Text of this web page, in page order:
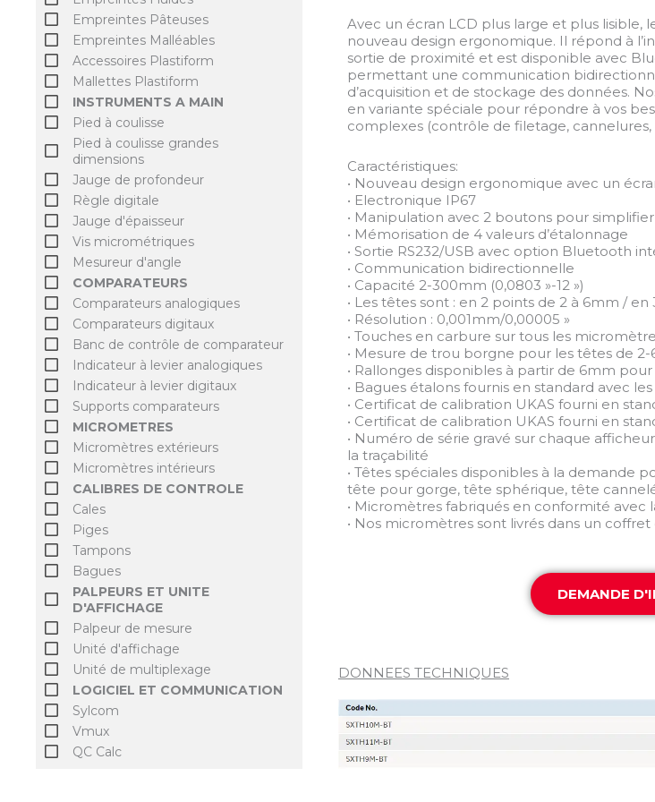
Empreintes Pâteuses
Empreintes Malléables
Accessoires Plastiform
Mallettes Plastiform
INSTRUMENTS A MAIN
Pied à coulisse
Pied à coulisse grandes
dimensions
Jauge de profondeur
Règle digitale
Jauge d'épaisseur
Vis micrométriques
Mesureur d'angle
COMPARATEURS
Comparateurs analogiques
Comparateurs digitaux
Banc de contrôle de comparateur
Indicateur à levier analogiques
Indicateur à levier digitaux
Supports comparateurs
MICROMETRES
Micromètres extérieurs
Micromètres intérieurs
CALIBRES DE CONTROLE
Cales
Piges
Tampons
Bagues
PALPEURS ET UNITE
D'AFFICHAGE
Palpeur de mesure
Unité d'affichage
Unité de multiplexage
LOGICIEL ET COMMUNICATION
Sylcom
Vmux
QC Calc
Avec un écran LCD plus large et plus lisible,
nouveau design ergonomique. Il répond à
sortie de proximité et est disponible avec
permettant une communication
d’acquisition et de stockage des données.
en variante spéciale pour répondre à vos
complexes (contrôle de filetage, cannelures,
Caractéristiques:
• Nouveau design ergonomique avec un
• Electronique IP67
• Manipulation avec 2 boutons pour
• Mémorisation de 4 valeurs d’étalonnage
• Sortie RS232/USB avec option Bluetooth
• Communication bidirectionnelle
• Capacité 2-300mm (0,0803 »-12 »)
• Les têtes sont : en 2 points de 2 à 6mm /
• Résolution : 0,001mm/0,00005 »
• Touches en carbure sur tous les
• Mesure de trou borgne pour les têtes de
• Rallonges disponibles à partir de 6mm
• Bagues étalons fournis en standard avec
• Certificat de calibration UKAS fourni en
• Certificat de calibration UKAS fourni en
• Numéro de série gravé sur chaque
la traçabilité
• Têtes spéciales disponibles à la demande
tête pour gorge, tête sphérique, tête
• Micromètres fabriqués en conformité avec
• Nos micromètres sont livrés dans un coffret
DEMANDE
DONNEES TECHNIQUES